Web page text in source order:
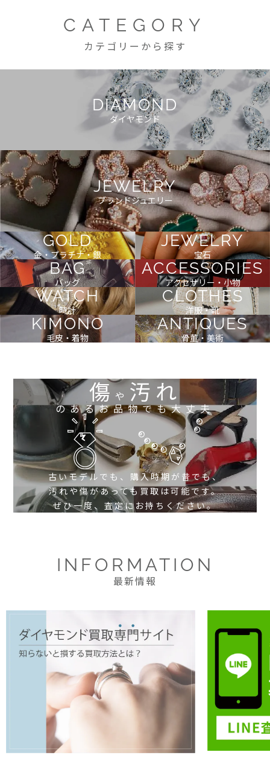
CATEGORY
カテゴリーから探す
DIAMOND
ダイヤモンド
JEWELRY
ブランドジュエリー
GOLD
金・プラチナ・銀
JEWELRY
宝石
BAG
バッグ
ACCESSORIES
アクセサリー・小物
WATCH
時計
CLOTHES
洋服・靴
KIMONO
毛皮・着物
ANTIQUES
骨董・美術
傷や 汚れ
のあるお品物でも大丈夫
古いモデルでも、購入時期が昔でも、
汚れや傷があっても買取は可能です。
ぜひ一度、査定にお持ちください。
INFORMATION
最新情報